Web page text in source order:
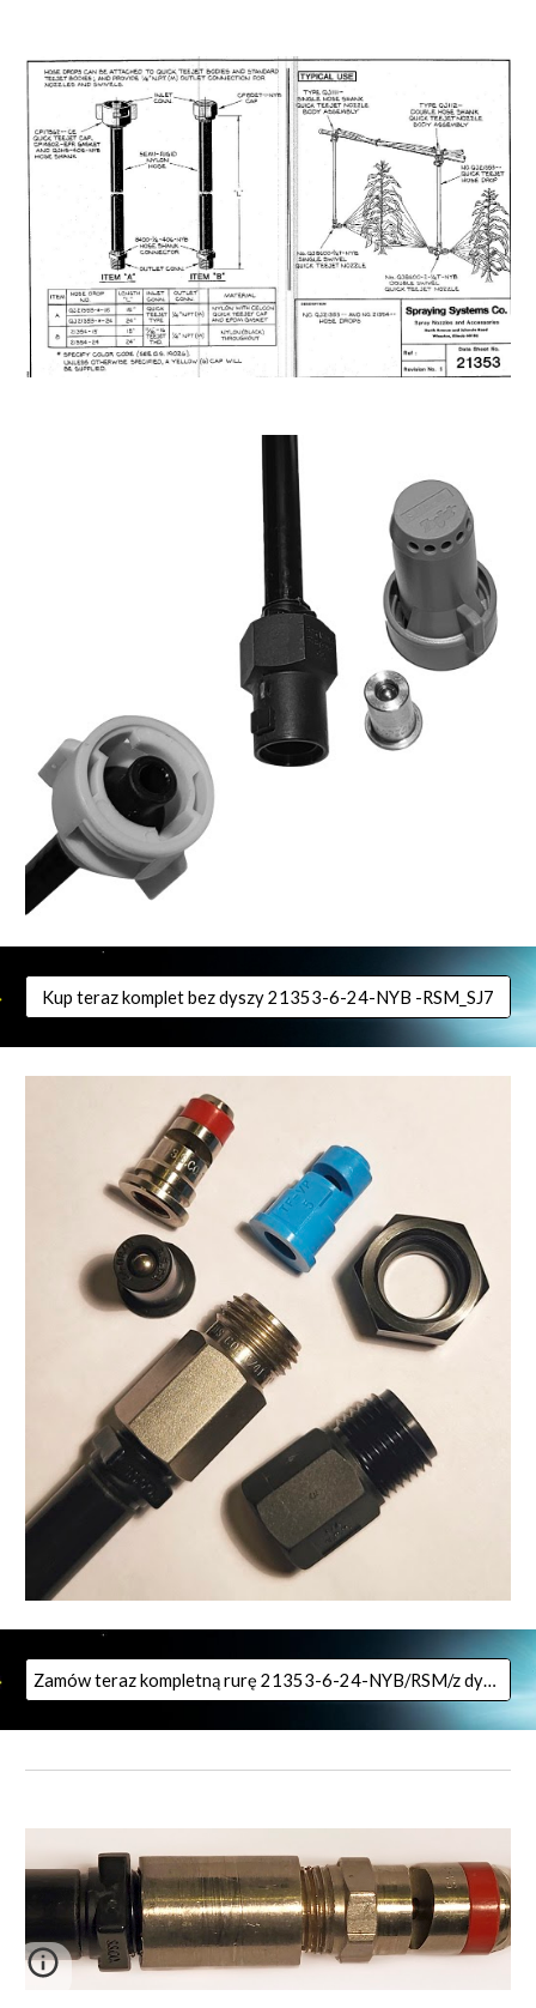
Kup teraz komplet bez dyszy 21353-6-24-NYB -RSM_SJ7
Zamów teraz kompletną rurę 21353-6-24-NYB/RSM/z dyszą TF-VS